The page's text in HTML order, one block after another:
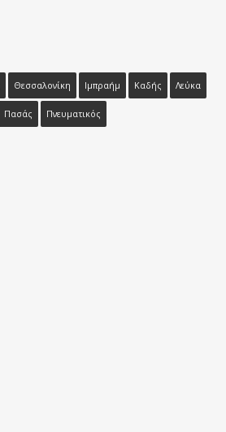
Θεσσαλονίκη Ιμπραήμ Καδής Λεύκα
Πασάς Πνευματικός